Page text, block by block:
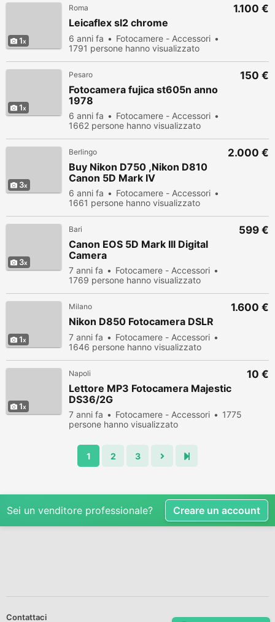
1
Roma
Leicaflex sl2 chrome
6 anni fa
Fotocamere - Accessori
1791 persone hanno visualizzato
1.100 €
1
Pesaro
Fotocamera fujica st605n anno
1978
6 anni fa
Fotocamere - Accessori
1662 persone hanno visualizzato
150 €
3
Berlingo
Buy Nikon D750 ,Nikon D810
Canon 5D Mark IV
6 anni fa
Fotocamere - Accessori
1661 persone hanno visualizzato
2.000 €
3
Bari
Canon EOS 5D Mark III Digital
Camera
7 anni fa
Fotocamere - Accessori
1769 persone hanno visualizzato
599 €
1
Milano
Nikon D850 Fotocamera DSLR
7 anni fa
Fotocamere - Accessori
1646 persone hanno visualizzato
1.600 €
1
Napoli
Lettore MP3 Fotocamera Majestic
DS36/2G
7 anni fa Fotocamere - Accessori
1775
persone hanno visualizzato
10 €
1 2 3
Sei un venditore professionale? Creare un account
Contattaci